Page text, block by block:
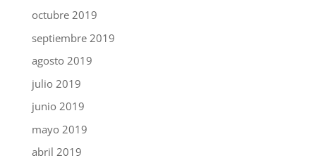
octubre 2019
septiembre 2019
agosto 2019
julio 2019
junio 2019
mayo 2019
abril 2019